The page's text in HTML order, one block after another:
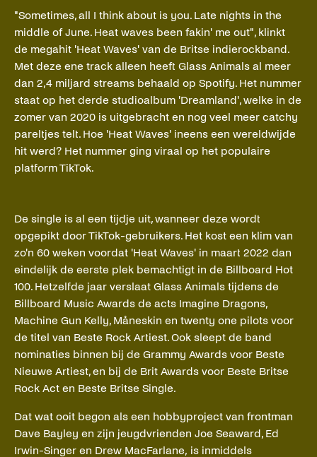
"Sometimes, all I think about is you. Late nights in the
middle of June. Heat waves been fakin' me out", klinkt
de megahit 'Heat Waves' van de Britse indierockband.
Met deze ene track alleen heeft Glass Animals al meer
dan 2,4 miljard streams behaald op Spotify. Het nummer
staat op het derde studioalbum 'Dreamland', welke in de
zomer van 2020 is uitgebracht en nog veel meer catchy
pareltjes telt. Hoe 'Heat Waves' ineens een wereldwijde
hit werd? Het nummer ging viraal op het populaire
platform TikTok.
De single is al een tijdje uit, wanneer deze wordt
opgepikt door TikTok-gebruikers. Het kost een klim van
zo'n 60 weken voordat 'Heat Waves' in maart 2022 dan
eindelijk de eerste plek bemachtigt in de Billboard Hot
100. Hetzelfde jaar verslaat Glass Animals tijdens de
Billboard Music Awards de acts Imagine Dragons,
Machine Gun Kelly, Måneskin en twenty one pilots voor
de titel van Beste Rock Artiest. Ook sleept de band
nominaties binnen bij de Grammy Awards voor Beste
Nieuwe Artiest, en bij de Brit Awards voor Beste Britse
Rock Act en Beste Britse Single.
Dat wat ooit begon als een hobbyproject van frontman
Dave Bayley en zijn jeugdvrienden Joe Seaward, Ed
Irwin-Singer en Drew MacFarlane, is inmiddels